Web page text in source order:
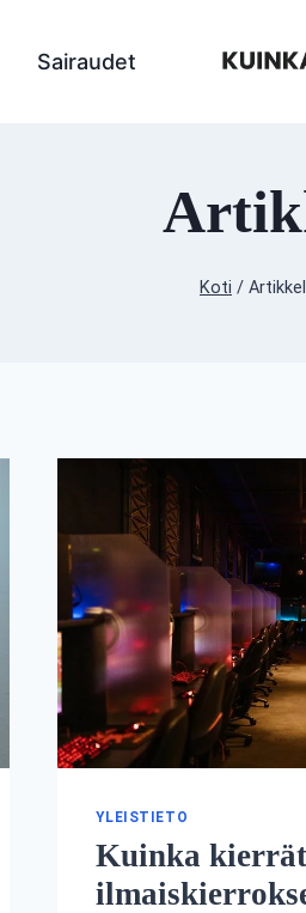
Sairaudet
Koti /
YLEISTIETO
Kuinka